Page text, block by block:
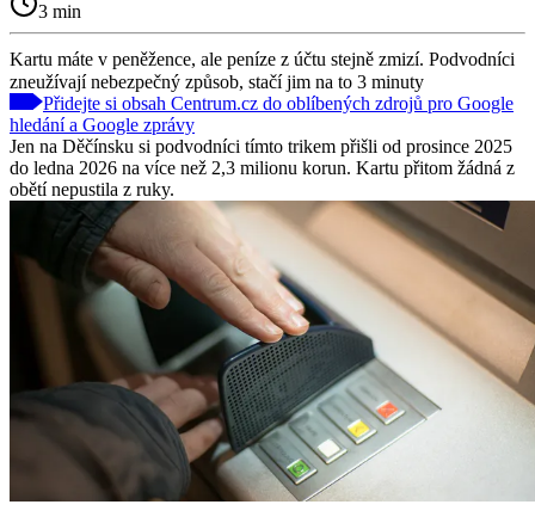
3 min
Kartu máte v peněžence, ale peníze z účtu stejně zmizí. Podvodníci
zneužívají nebezpečný způsob, stačí jim na to 3 minuty
Přidejte si obsah Centrum.cz do oblíbených zdrojů pro Google
hledání a Google zprávy
Jen na Děčínsku si podvodníci tímto trikem přišli od prosince 2025
do ledna 2026 na více než 2,3 milionu korun. Kartu přitom žádná z
obětí nepustila z ruky.